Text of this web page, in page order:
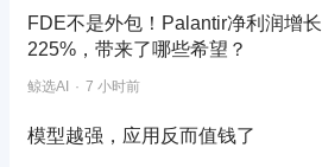
FDE不是外包！Palantir净利润增长
225%，带来了哪些希望？
鲸选AI 7 小时前
模型越强，应用反而值钱了